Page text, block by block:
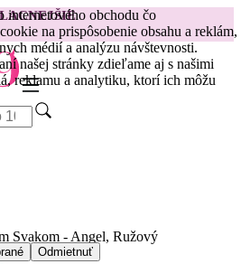
internetového obchodu čo
na prispôsobenie obsahu a reklám,
médií a analýzu návštevnosti.
našej stránky zdieľame aj s našimi
reklamu a analytiku, ktorí ich môžu
Odmietnuť
Svakom - Angel, Ružový